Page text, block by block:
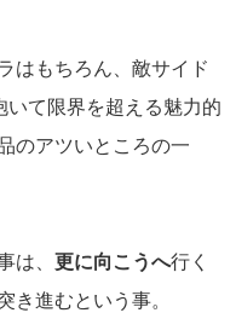
はもちろん、敵サイド
いて限界を超える魅力的
のアツいところの一
は、 更に向こうへ行く
き進むという事。